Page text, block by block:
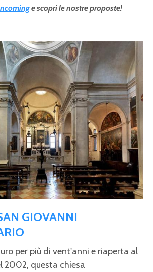
e scopri le nostre proposte!
GIOVANNI
per più di vent'anni e riaperta al
2002, questa chiesa